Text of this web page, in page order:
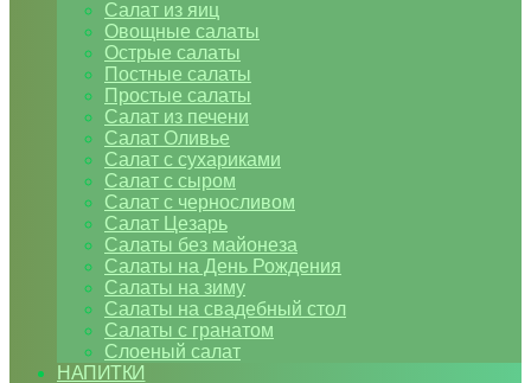
Салат из яиц
Овощные салаты
Острые салаты
Постные салаты
Простые салаты
Салат из печени
Салат Оливье
Салат с сухариками
Салат с сыром
Салат с черносливом
Салат Цезарь
Салаты без майонеза
Салаты на День Рождения
Салаты на зиму
Салаты на свадебный стол
Салаты с гранатом
Слоеный салат
НАПИТКИ